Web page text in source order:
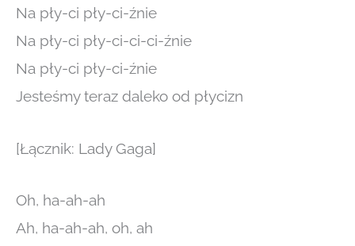
Na pły-ci pły-ci-źnie
Na pły-ci pły-ci-ci-ci-źnie
Na pły-ci pły-ci-źnie
Jesteśmy teraz daleko od płycizn
[Łącznik: Lady Gaga]
Oh, ha-ah-ah
Ah, ha-ah-ah, oh, ah